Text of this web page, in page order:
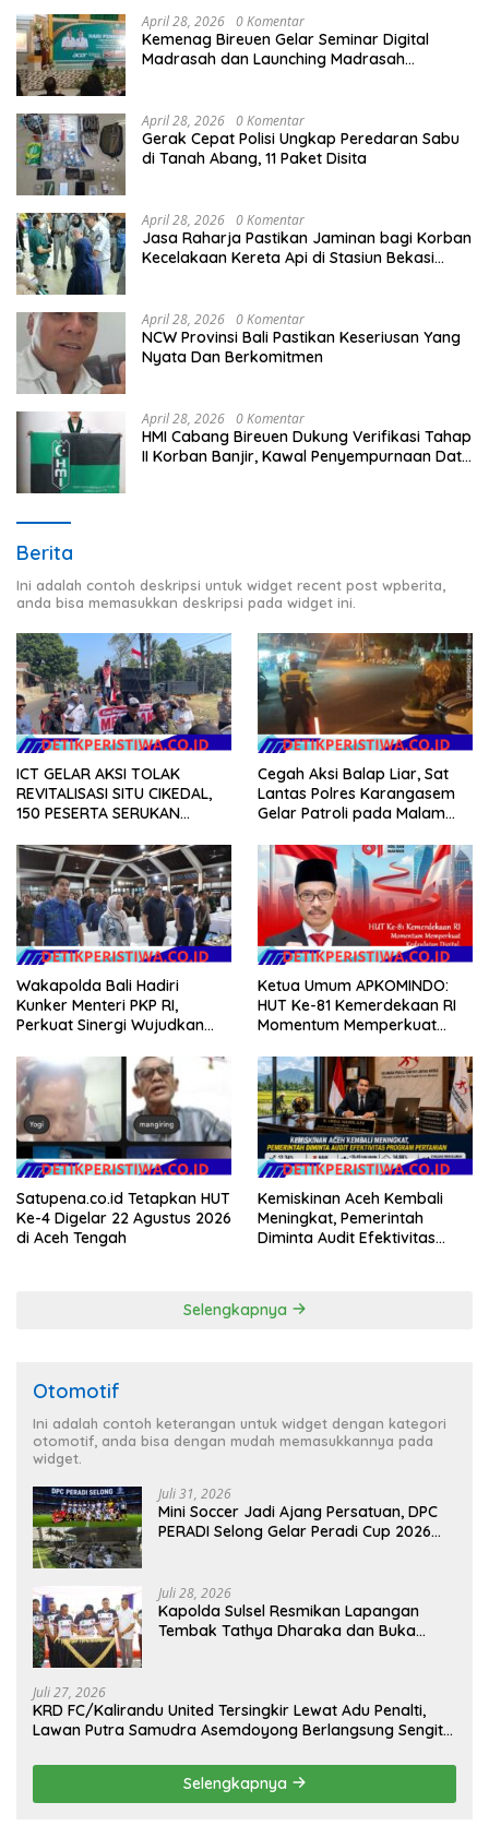
April 28, 2026 0 Komentar
Kemenag Bireuen Gelar Seminar Digital
Madrasah dan Launching Madrasah
April 28, 2026 0 Komentar
Gerak Cepat Polisi Ungkap Peredaran Sabu
di Tanah Abang, 11 Paket Disita
April 28, 2026 0 Komentar
Jasa Raharja Pastikan Jaminan bagi Korban
Kecelakaan Kereta Api di Stasiun Bekasi
April 28, 2026 0 Komentar
NCW Provinsi Bali Pastikan Keseriusan Yang
Nyata Dan Berkomitmen
April 28, 2026 0 Komentar
HMI Cabang Bireuen Dukung Verifikasi Tahap
II Korban Banjir, Kawal Penyempurnaan Data
Berita
Ini adalah contoh deskripsi untuk widget recent post wpberita,
anda bisa memasukkan deskripsi pada widget ini.
ICT GELAR AKSI TOLAK
REVITALISASI SITU CIKEDAL,
150 PESERTA SERUKAN
Cegah Aksi Balap Liar, Sat
Lantas Polres Karangasem
Gelar Patroli pada Malam
Wakapolda Bali Hadiri
Kunker Menteri PKP RI,
Perkuat Sinergi Wujudkan
Masyarakat
Ketua Umum APKOMINDO:
HUT Ke-81 Kemerdekaan RI
Momentum Memperkuat
Teknologi, dan Kepastian
Hukum Menuju Indonesia
Emas 2045
Satupena.co.id Tetapkan HUT
Ke-4 Digelar 22 Agustus 2026
di Aceh Tengah
Kemiskinan Aceh Kembali
Meningkat, Pemerintah
Diminta Audit Efektivitas
Selengkapnya
Otomotif
Ini adalah contoh keterangan untuk widget dengan kategori
otomotif, anda bisa dengan mudah memasukkannya pada
widget.
Juli 31, 2026
Mini Soccer Jadi Ajang Persatuan, DPC
PERADI Selong Gelar Peradi Cup 2026
Juli 28, 2026
Kapolda Sulsel Resmikan Lapangan
Tembak Tathya Dharaka dan Buka
Juli 27, 2026
KRD FC/Kalirandu United Tersingkir Lewat Adu Penalti,
Lawan Putra Samudra Asemdoyong Berlangsung Sengit
Selengkapnya